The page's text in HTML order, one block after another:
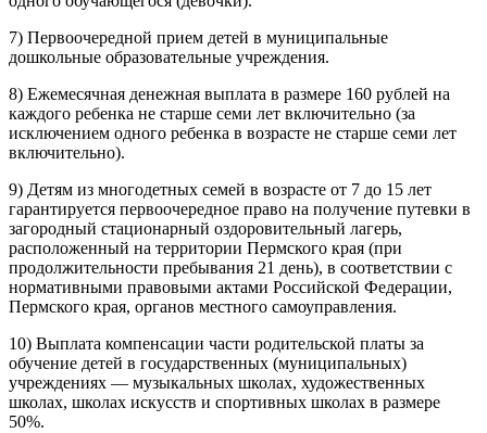
7) Первоочередной прием детей в муниципальные
дошкольные образовательные учреждения.
8) Ежемесячная денежная выплата в размере 160 рублей на
каждого ребенка не старше семи лет включительно (за
исключением одного ребенка в возрасте не старше семи лет
включительно).
9) Детям из многодетных семей в возрасте от 7 до 15 лет
гарантируется первоочередное право на получение путевки в
загородный стационарный оздоровительный лагерь,
расположенный на территории Пермского края (при
продолжительности пребывания 21 день), в соответствии с
нормативными правовыми актами Российской Федерации,
Пермского края, органов местного самоуправления.
10) Выплата компенсации части родительской платы за
обучение детей в государственных (муниципальных)
учреждениях — музыкальных школах, художественных
школах, школах искусств и спортивных школах в размере
50%.